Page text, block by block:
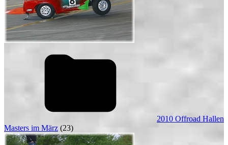
2010 Offroad Hallen
Masters im März (23)